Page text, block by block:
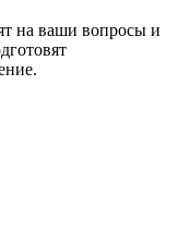
на ваши вопросы и